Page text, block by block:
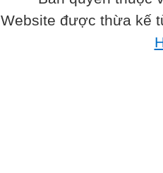
Website được thừa kế